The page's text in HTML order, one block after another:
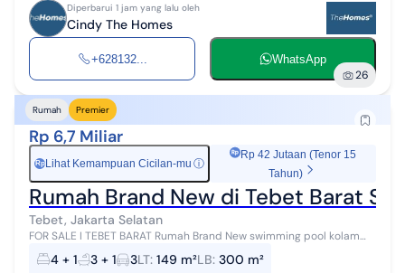
Diperbarui 1 jam yang lalu oleh
Cindy The Homes
+628132... WhatsApp
26
Rumah Premier
Rp 6,7 Miliar
Rp Lihat Kemampuan Cicilan-mu ⓘ
Rp 42 Jutaan (Tenor 15
Tahun)
Rumah Brand New di Tebet Barat
Tebet, Jakarta Selatan
FOR SALE I TEBET BARAT Rumah Brand New swimming pool kolam
renang Akses Jalan 2 Mobil Lokasi Strategis Spesifikasi : Luas Tanah
149 m2 Luas Ban...
4 + 1 3 + 1 3LT: 149 m²LB: 300 m²